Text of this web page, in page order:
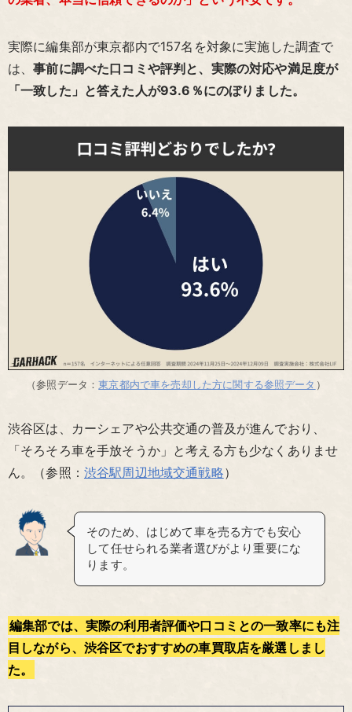
実際に編集部が東京都内で157名を対象に実施した調査で
は、事前に調べた口コミや評判と、実際の対応や満足度が
「一致した」と答えた人が93.6％にのぼりました。
（参照データ：東京都内で車を売却した方に関する参照データ ）
渋谷区は、カーシェアや公共交通の普及が進んでおり、
「そろそろ車を手放そうか」と考える方も少なくありませ
ん。（参照： 渋谷駅周辺地域交通戦略）
そのため、はじめて車を売る方でも安心
して任せられる業者選びがより重要にな
ります。
編集部では、実際の利用者評価や口コミとの一致率にも注
目しながら、渋谷区でおすすめの車買取店を厳選しまし
た。